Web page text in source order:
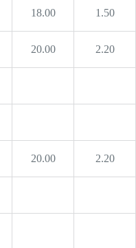
18.00 1.50
20.00 2.20
20.00 2.20